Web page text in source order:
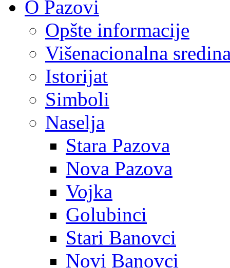
O Pazovi
Opšte informacije
Višenacionalna
Istorijat
Simboli
Naselja
Stara Pazova
Nova Pazova
Vojka
Golubinci
Stari Banovci
Novi Banovci